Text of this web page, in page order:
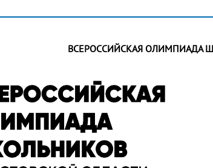
ВСЕРОССИЙСКАЯ ОЛИМПИАДА